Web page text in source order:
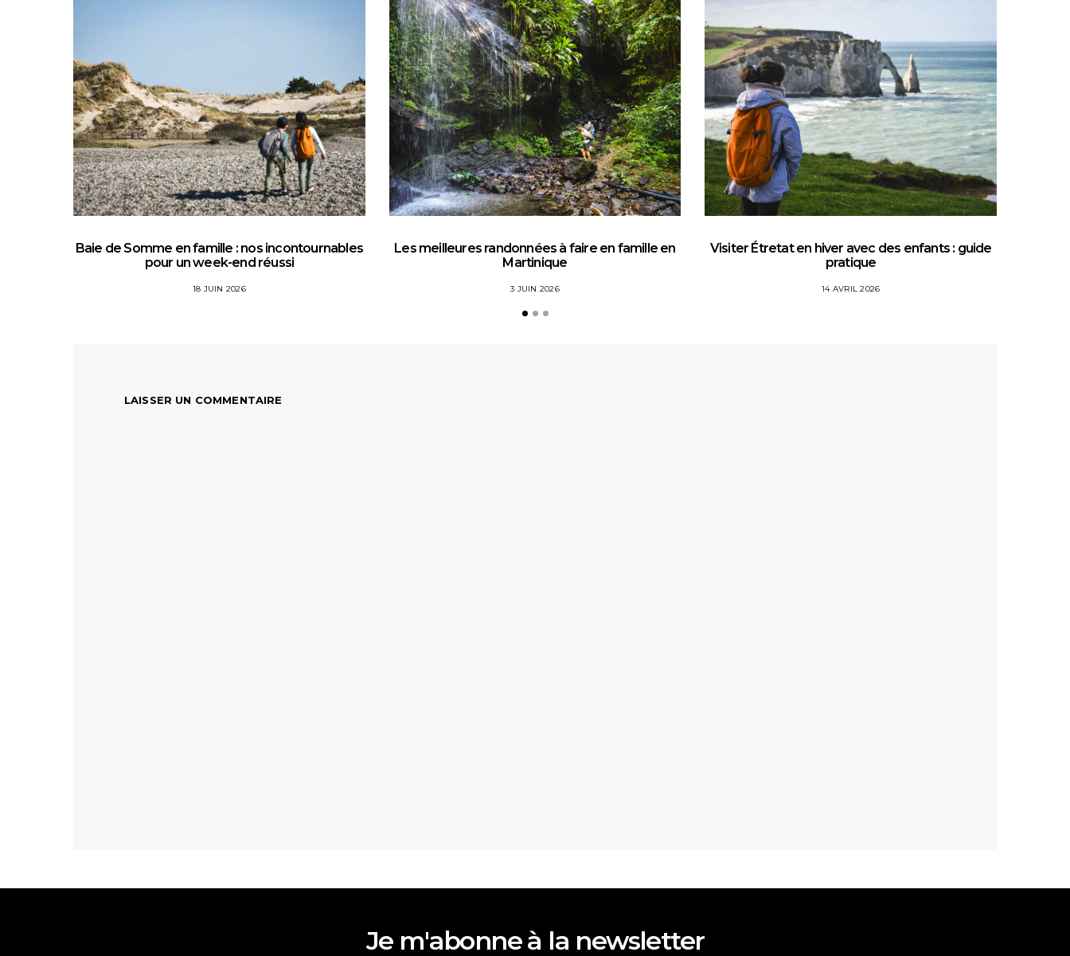
Baie de Somme en famille : nos incontournables
pour un week-end réussi
18 JUIN 2026
Les meilleures randonnées à faire en famille en
Martinique
3 JUIN 2026
Visiter Étretat en hiver avec des enfants : guide
pratique
14 AVRIL 2026
LAISSER UN COMMENTAIRE
Je m'abonne à la newsletter